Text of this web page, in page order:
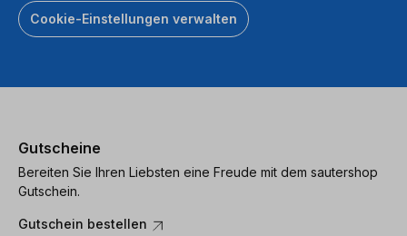
Cookie-Einstellungen verwalten
Gutscheine
Bereiten Sie Ihren Liebsten eine Freude mit dem sautershop
Gutschein.
Gutschein bestellen